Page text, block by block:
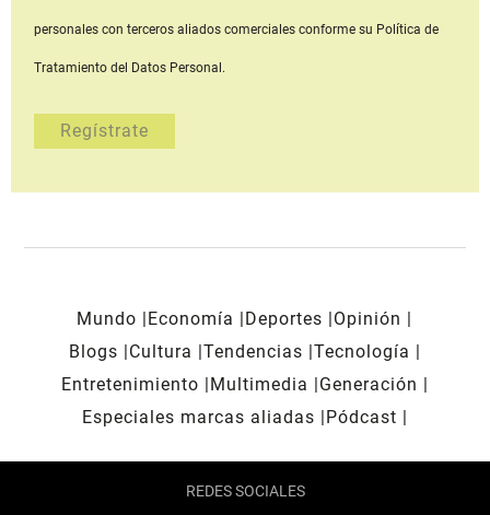
personales con terceros aliados comerciales conforme su Política de
Tratamiento del Datos Personal.
Mundo Economía Deportes
Opinión
Blogs
Cultura Tendencias Tecnología
Entretenimiento
Multimedia
Generación
Especiales marcas aliadas
Pódcast
REDES SOCIALES